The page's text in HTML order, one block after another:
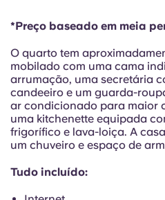
*Preço baseado em meia
O quarto tem
mobilado com uma cama
arrumação, uma secretária
candeeiro e um guarda-
ar condicionado para maior
uma kitchenette equipada
frigorífico e lava-loiça. A
um chuveiro e espaço de
Tudo incluído: